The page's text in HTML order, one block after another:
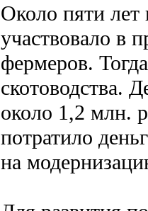
Около пяти
участвовало в
фермеров.
скотоводства.
около 1,2 млн.
потратило
на